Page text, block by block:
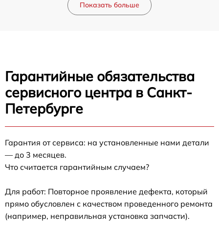
Показать больше
Гарантийные обязательства
сервисного центра в Санкт-
Петербурге
Гарантия от сервиса: на установленные нами детали
— до 3 месяцев.
Что считается гарантийным случаем?
Для работ: Повторное проявление дефекта, который
прямо обусловлен с качеством проведенного ремонта
(например, неправильная установка запчасти).